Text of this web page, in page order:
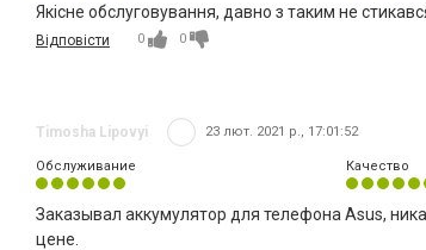
Якісне обслуговування, давно з таким не
Відповісти 0 0
Timosha Lipovyi 23 лют. 2021 р., 17:01:52
Обслуживание Качество
Заказывал аккумулятор для телефона Asus,
цене.